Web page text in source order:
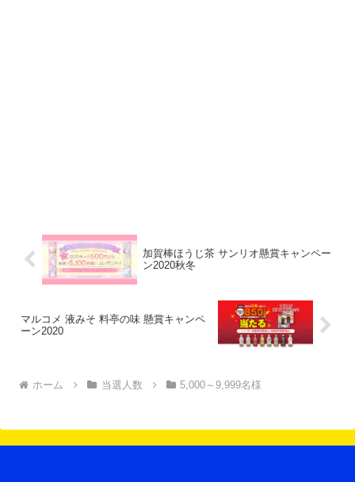
加賀棒ほうじ茶 サンリオ懸賞キャンペー
ン2020秋冬
マルコメ 液みそ 料亭の味 懸賞キャンペ
ーン2020
ホーム 当選人数 5,000～9,999名様